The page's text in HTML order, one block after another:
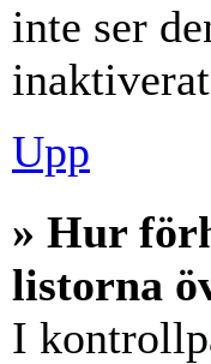
inte ser
Upp
» Hur
listorna
I